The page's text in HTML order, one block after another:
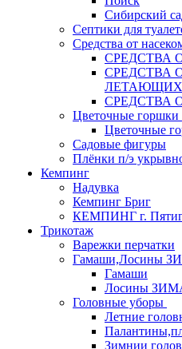
Сибирский
Септики для
Средства от
СPEДСТВА
СРЕДСТВА
СРЕДСТВА
Цветочные горшки
Цветочные
Садовые фигуры
Плёнки п/э
Кемпинг
Надувка
Кемпинг Бриг
КЕМПИНГ г.
Трикотаж
Варежки перчатки
Гамаши,Лосины
Гамаши
Лосины
Головные уборы
Летние
Зимнии